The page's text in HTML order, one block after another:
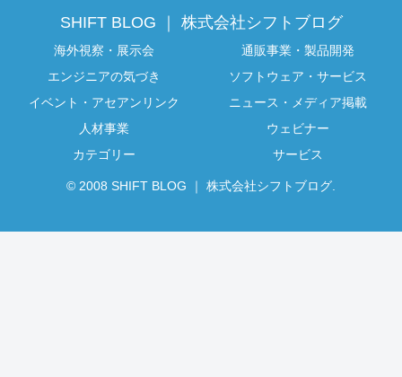
SHIFT BLOG ｜ 株式会社シフトブログ
海外視察・展示会
通販事業・製品開発
エンジニアの気づき
ソフトウェア・サービス
イベント・アセアンリンク
ニュース・メディア掲載
人材事業
ウェビナー
カテゴリー
サービス
© 2008 SHIFT BLOG ｜ 株式会社シフトブログ.